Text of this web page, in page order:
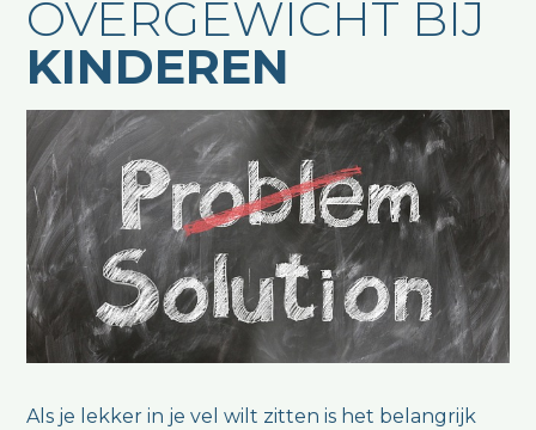
OVERGEWICHT BIJ
KINDEREN
Als je lekker in je vel wilt zitten is het belangrijk